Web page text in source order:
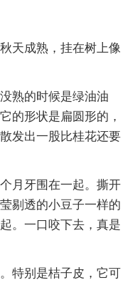
天成熟，挂在树上像
熟的时候是绿油油
的形状是扁圆形的，
发出一股比桂花还要
月牙围在一起。撕开
剔透的小豆子一样的
。一口咬下去，真是
特别是桔子皮，它可